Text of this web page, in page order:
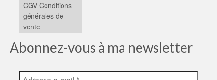
CGV Conditions
générales de
vente
Abonnez-vous à ma newsletter